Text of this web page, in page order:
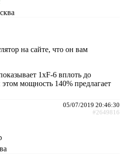
на сайте, что он вам
1хF-6 вплоть до
мощность 140% предлагает
05/07/2019 20:46:30
#2649816